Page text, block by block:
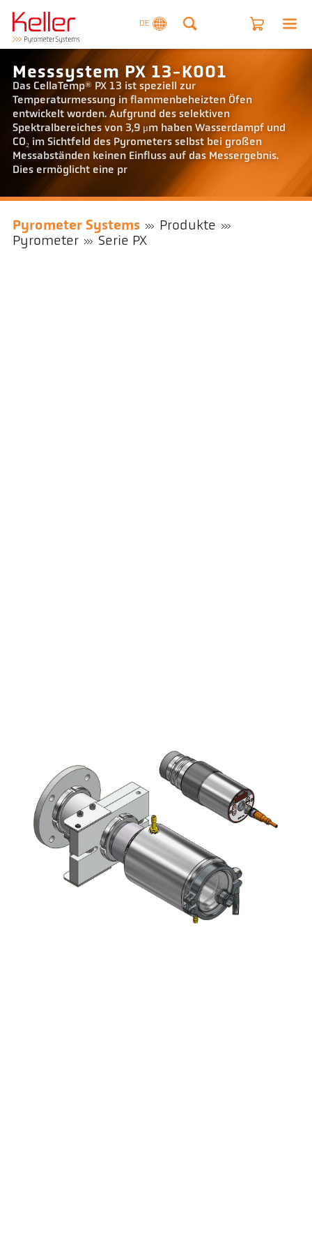
DE
Messsystem PX 13-K001
Das CellaTemp® PX 13 ist speziell zur
Temperaturmessung in flammenbeheizten Öfen
entwickelt worden. Aufgrund des selektiven
Spektralbereiches von 3,9 μm haben Wasserdampf und
CO₂ im Sichtfeld des Pyrometers selbst bei großen
Messabständen keinen Einfluss auf das Messergebnis.
Dies ermöglicht eine pr
Pyrometer Systems
Produkte
Pyrometer
Serie PX